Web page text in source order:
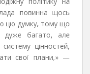
повинна щось
цю думку, тому що
дуже багато, але
цінностей,
свої плани,» —